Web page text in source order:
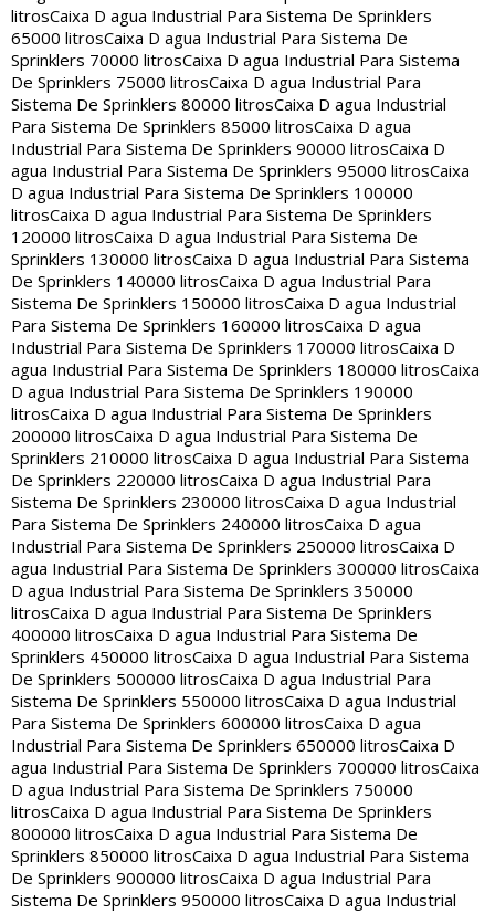
litrosCaixa D agua Industrial Para Sistema De Sprinklers
65000 litrosCaixa D agua Industrial Para Sistema De
Sprinklers 70000 litrosCaixa D agua Industrial Para Sistema
De Sprinklers 75000 litrosCaixa D agua Industrial Para
Sistema De Sprinklers 80000 litrosCaixa D agua Industrial
Para Sistema De Sprinklers 85000 litrosCaixa D agua
Industrial Para Sistema De Sprinklers 90000 litrosCaixa D
agua Industrial Para Sistema De Sprinklers 95000 litrosCaixa
D agua Industrial Para Sistema De Sprinklers 100000
litrosCaixa D agua Industrial Para Sistema De Sprinklers
120000 litrosCaixa D agua Industrial Para Sistema De
Sprinklers 130000 litrosCaixa D agua Industrial Para Sistema
De Sprinklers 140000 litrosCaixa D agua Industrial Para
Sistema De Sprinklers 150000 litrosCaixa D agua Industrial
Para Sistema De Sprinklers 160000 litrosCaixa D agua
Industrial Para Sistema De Sprinklers 170000 litrosCaixa D
agua Industrial Para Sistema De Sprinklers 180000 litrosCaixa
D agua Industrial Para Sistema De Sprinklers 190000
litrosCaixa D agua Industrial Para Sistema De Sprinklers
200000 litrosCaixa D agua Industrial Para Sistema De
Sprinklers 210000 litrosCaixa D agua Industrial Para Sistema
De Sprinklers 220000 litrosCaixa D agua Industrial Para
Sistema De Sprinklers 230000 litrosCaixa D agua Industrial
Para Sistema De Sprinklers 240000 litrosCaixa D agua
Industrial Para Sistema De Sprinklers 250000 litrosCaixa D
agua Industrial Para Sistema De Sprinklers 300000 litrosCaixa
D agua Industrial Para Sistema De Sprinklers 350000
litrosCaixa D agua Industrial Para Sistema De Sprinklers
400000 litrosCaixa D agua Industrial Para Sistema De
Sprinklers 450000 litrosCaixa D agua Industrial Para Sistema
De Sprinklers 500000 litrosCaixa D agua Industrial Para
Sistema De Sprinklers 550000 litrosCaixa D agua Industrial
Para Sistema De Sprinklers 600000 litrosCaixa D agua
Industrial Para Sistema De Sprinklers 650000 litrosCaixa D
agua Industrial Para Sistema De Sprinklers 700000 litrosCaixa
D agua Industrial Para Sistema De Sprinklers 750000
litrosCaixa D agua Industrial Para Sistema De Sprinklers
800000 litrosCaixa D agua Industrial Para Sistema De
Sprinklers 850000 litrosCaixa D agua Industrial Para Sistema
De Sprinklers 900000 litrosCaixa D agua Industrial Para
Sistema De Sprinklers 950000 litrosCaixa D agua Industrial